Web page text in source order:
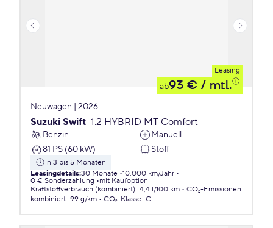
Leasing
ab93 € / mtl.
Neuwagen | 2026
Suzuki Swift 1.2 HYBRID MT Comfort
Benzin
Manuell
81 PS (60 kW)
Stoff
in 3 bis 5 Monaten
Leasingdetails:30 Monate 10.000 km/Jahr
0 € Sonderzahlung
mit Kaufoption
Kraftstoffverbrauch (kombiniert): 4,4 l/100 km
CO₂-Emissionen
kombiniert: 99 g/km CO₂-Klasse: C